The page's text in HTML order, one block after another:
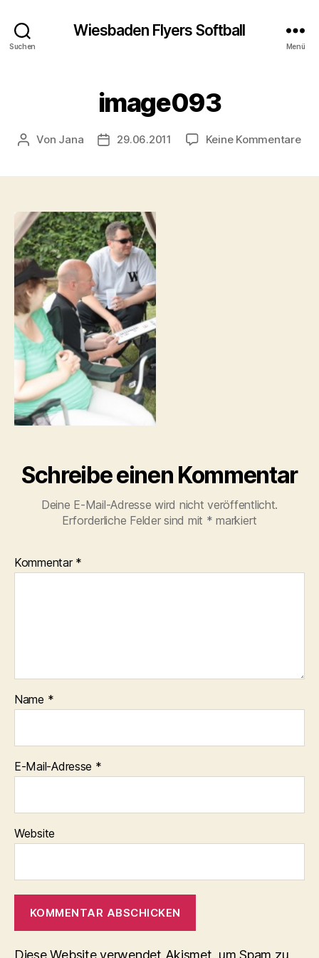
Suchen
Wiesbaden Flyers Softball
Menü
image093
Beitragsautor
Von Jana Veröffentlichungsdatum
29.06.2011 Keine Kommentarezu
Schreibe einen Kommentar
Deine E-Mail-Adresse wird nicht veröffentlicht.
Erforderliche Felder sind mit * markiert
Kommentar *
Name *
E-Mail-Adresse *
Website
Diese Website verwendet Akismet, um Spam zu